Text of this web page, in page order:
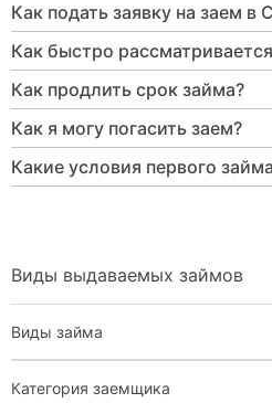
Как подать заявку на заем в
Как быстро
Как продлить срок займа?
Как я могу погасить заем?
Какие условия первого
Виды выдаваемых займов
Виды займа
Категория заемщика